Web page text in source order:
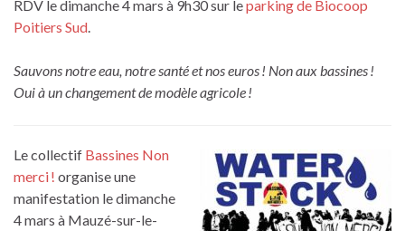
RDV le dimanche 4 mars à 9h30 sur leparking de Biocoop
Poitiers Sud
Sauvons notre eau, notre santé et nos euros ! Non aux bassines !
Oui à un changement de modèle agricole !
Le collectif Bassines Non
merci ! organise une
manifestation le dimanche
4 mars à Mauzé-sur-le-